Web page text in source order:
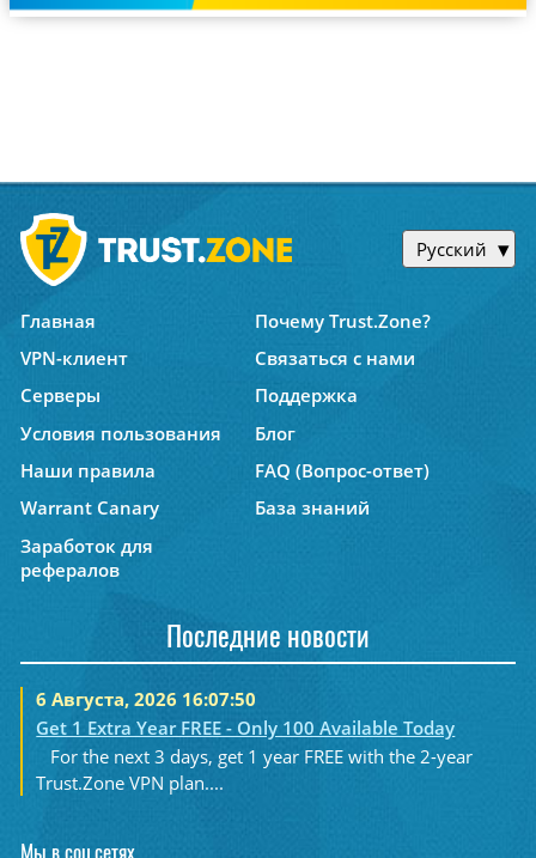
Русский
Главная
Почему Trust.Zone?
VPN-клиент
Связаться с нами
Серверы
Поддержка
Условия пользования
Блог
Наши правила
FAQ (Вопрос-ответ)
Warrant Canary
База знаний
Заработок для
рефералов
Последние новости
6 Августа, 2026 16:07:50
Get 1 Extra Year FREE - Only 100 Available Today
For the next 3 days, get 1 year FREE with the 2-year
Trust.Zone VPN plan....